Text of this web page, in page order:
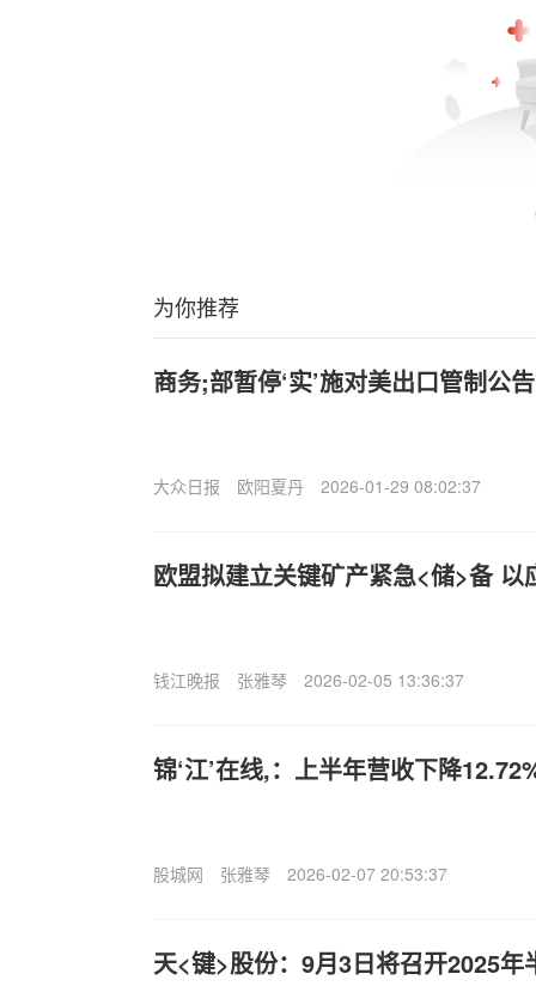
为你推荐
商务;部暂停‘实’施对美出口管制公
大众日报 欧阳夏丹 2026-01-29 08:02:37
欧盟拟建立关键矿产紧急<储>备 以
钱江晚报 张雅琴 2026-02-05 13:36:37
锦‘江’在线,：上半年营收下降
股城网 张雅琴 2026-02-07 20:53:37
天<键>股份：9月3日将召开2025年